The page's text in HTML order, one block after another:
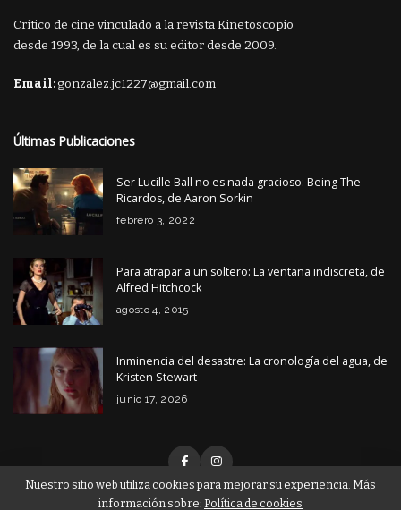
Crítico de cine vinculado a la revista Kinetoscopio
desde 1993, de la cual es su editor desde 2009.
Email:gonzalez.jc1227@gmail.com
Últimas Publicaciones
Ser Lucille Ball no es nada gracioso: Being The
Ricardos, de Aaron Sorkin
febrero 3, 2022
Para atrapar a un soltero: La ventana indiscreta, de
Alfred Hitchcock
agosto 4, 2015
Inminencia del desastre: La cronología del agua, de
Kristen Stewart
junio 17, 2026
Nuestro sitio web utiliza cookies para mejorar su experiencia. Más
información sobre: Política de cookies